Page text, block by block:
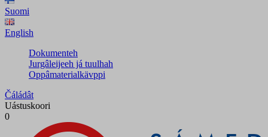
Suomi
English
Dokumenteh
Jurgâleijeeh já tuulhah
Oppâmaterialkävppi
Čáládât
Uástuskoori
0